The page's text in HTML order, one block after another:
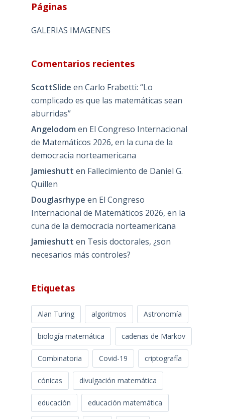
Páginas
GALERIAS IMAGENES
Comentarios recientes
ScottSlide en Carlo Frabetti: “Lo
complicado es que las matemáticas sean
aburridas”
Angelodom en El Congreso Internacional
de Matemáticos 2026, en la cuna de la
democracia norteamericana
Jamieshutt en Fallecimiento de Daniel G.
Quillen
Douglasrhype en El Congreso
Internacional de Matemáticos 2026, en la
cuna de la democracia norteamericana
Jamieshutt en Tesis doctorales, ¿son
necesarios más controles?
Etiquetas
Alan Turing algoritmos Astronomía
biología matemática cadenas de Markov
Combinatoria Covid-19 criptografía
cónicas divulgación matemática
educación educación matemática